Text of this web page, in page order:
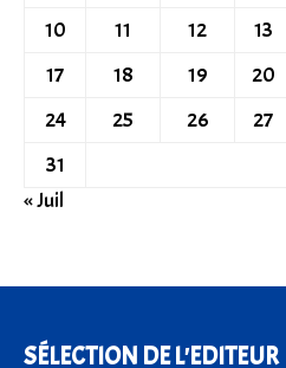
10
11 12 13
17
18 19 20
24
25 26 27
31
« Juil
SÉLECTION DE L'EDITEUR